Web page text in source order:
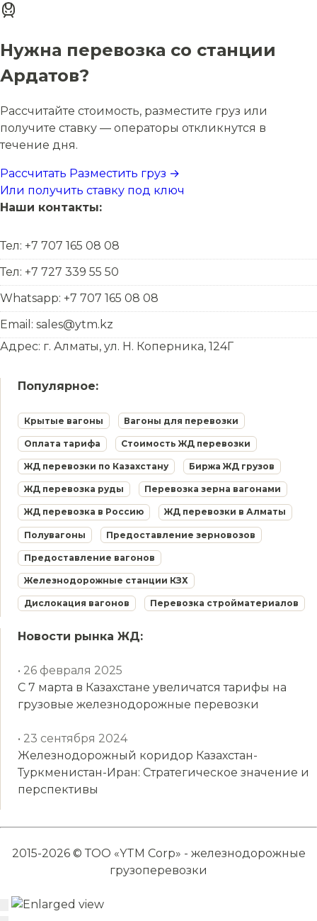
Нужна перевозка со станции
Ардатов?
Рассчитайте стоимость, разместите груз или
получите ставку — операторы откликнутся в
течение дня.
Рассчитать Разместить груз →
Или получить ставку под ключ
Наши контакты:
Тел: +7 707 165 08 08
Тел: +7 727 339 55 50
Whatsapp: +7 707 165 08 08
Email: sales@ytm.kz
Адрес: г. Алматы, ул. Н. Коперника, 124Г
Популярное:
Крытые вагоны Вагоны для перевозки
Оплата тарифа Стоимость ЖД перевозки
ЖД перевозки по Казахстану Биржа ЖД грузов
ЖД перевозка руды Перевозка зерна вагонами
ЖД перевозка в Россию ЖД перевозки в Алматы
Полувагоны Предоставление зерновозов
Предоставление вагонов
Железнодорожные станции КЗХ
Дислокация вагонов Перевозка стройматериалов
Новости рынка ЖД:
• 26 февраля 2025
С 7 марта в Казахстане увеличатся тарифы на
грузовые железнодорожные перевозки
• 23 сентября 2024
Железнодорожный коридор Казахстан-
Туркменистан-Иран: Стратегическое значение и
перспективы
2015-2026 © ТОО «YTM Corp» - железнодорожные
грузоперевозки